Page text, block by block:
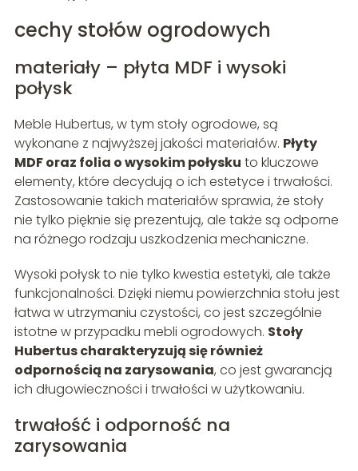
cechy stołów ogrodowych
materiały – płyta MDF i wysoki
połysk
Meble Hubertus, w tym stoły ogrodowe, są
wykonane z najwyższej jakości materiałów. Płyty
MDF oraz folia o wysokim połysku to kluczowe
elementy, które decydują o ich estetyce i trwałości.
Zastosowanie takich materiałów sprawia, że stoły
nie tylko pięknie się prezentują, ale także są odporne
na różnego rodzaju uszkodzenia mechaniczne.
Wysoki połysk to nie tylko kwestia estetyki, ale także
funkcjonalności. Dzięki niemu powierzchnia stołu jest
łatwa w utrzymaniu czystości, co jest szczególnie
istotne w przypadku mebli ogrodowych. Stoły
Hubertus charakteryzują się również
odpornością na zarysowania, co jest gwarancją
ich długowieczności i trwałości w użytkowaniu.
trwałość i odporność na
zarysowania